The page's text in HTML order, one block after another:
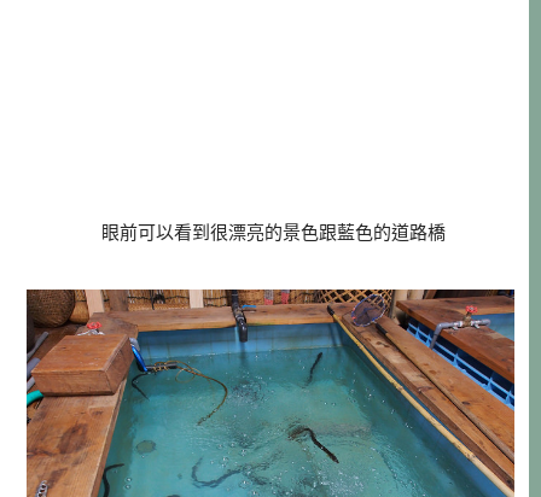
眼前可以看到很漂亮的景色跟藍色的道路橋